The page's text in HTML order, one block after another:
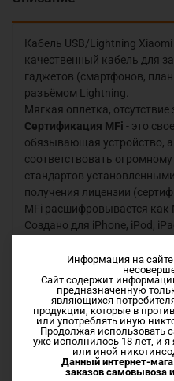
Кабель USB/Lightning Xiaomi
качественный кабель для
гаджетов (смартфонов,
разъёмом Lightning.
Мягкая оплетка, отсутствие
Сертификация MFi - это
обязывающая устройство,
соответствовать
стандартов
получения лицензии
MFi расшифровывается как
Создано для iPhone, iPod,
соответствующего знака и
официальном сайте Apple.
Купить Кабель USB/
Иваново и Шуе можно в
нашем интернет-магазине
Отправляем оперативно в
Почту России.
Информация на
Сайт содержит
предназначенную
являющихся
продукции, которые в
или употреблять иную
Продолжая использовать
уже исполнилось 18 лет, и
или иной
Данный интернет-
заказов самовывоза